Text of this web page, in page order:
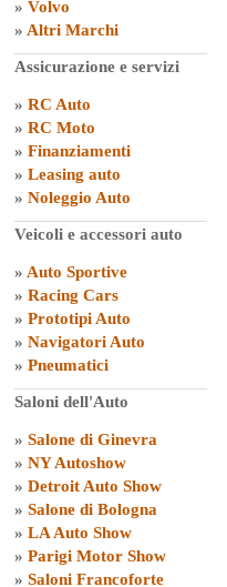
» Volvo
» Altri Marchi
Assicurazione e servizi
» RC Auto
» RC Moto
» Finanziamenti
» Leasing auto
» Noleggio Auto
Veicoli e accessori auto
» Auto Sportive
» Racing Cars
» Prototipi Auto
» Navigatori Auto
» Pneumatici
Saloni dell'Auto
» Salone di Ginevra
» NY Autoshow
» Detroit Auto Show
» Salone di Bologna
» LA Auto Show
» Parigi Motor Show
» Saloni Francoforte